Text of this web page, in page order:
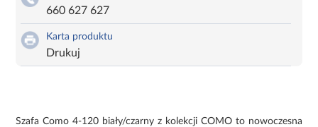
660 627 627
Karta produktu
Drukuj
Szafa Como 4-120 biały/czarny z kolekcji COMO to nowoczesna